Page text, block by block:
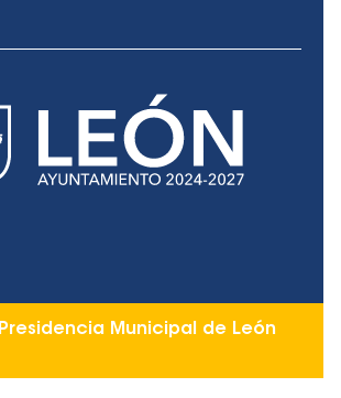
Presidencia Municipal de León